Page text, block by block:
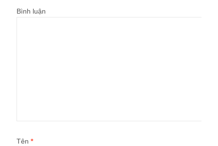
Bình luận
Tên *